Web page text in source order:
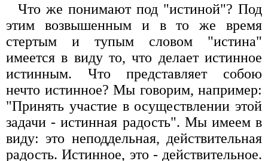
Что же понимают под "истиной"? Под
этим возвышенным и в то же время
стертым и тупым словом "истина"
имеется в виду то, что делает истинное
истинным. Что представляет собою
нечто истинное? Мы говорим, например:
"Принять участие в осуществлении этой
задачи - истинная радость". Мы имеем в
виду: это неподдельная, действительная
радость. Истинное, это - действительное.